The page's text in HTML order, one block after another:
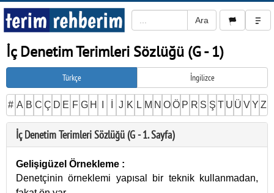
İç Denetim Terimleri Sözlüğü (G - 1)
Türkçe İngilizce
# A B C Ç D E F G H J K L M N O Ö P R S Ş T U Ü V Y Z
İç Denetim Terimleri Sözlüğü (G - 1. Sayfa)
Gelişigüzel Örnekleme :
Denetçinin örneklemi yapısal bir teknik kullanmadan,